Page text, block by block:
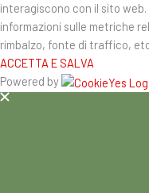
interagiscono con il sito
informazioni sulle metriche
rimbalzo, fonte di traffico,
ACCETTA E SALVA
Powered by